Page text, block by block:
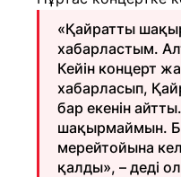
«Қайратты
хабарластым.
Кейін концерт
хабарласып,
бар екенін
шақырмаймын.
мерейтойына
қалды», – деді